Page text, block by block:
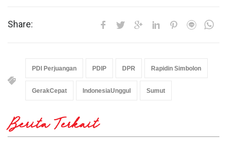
Share:
PDI Perjuangan PDIP DPR Rapidin Simbolon
GerakCepat IndonesiaUnggul Sumut
Berita Terkait